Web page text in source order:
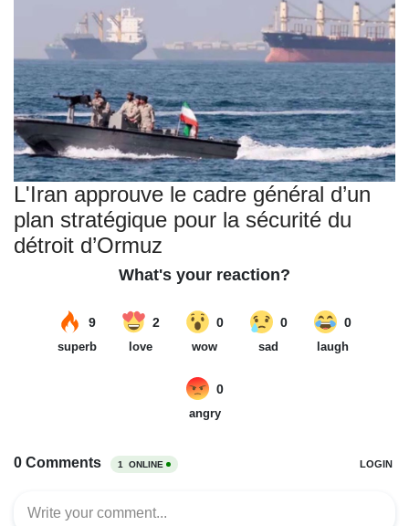
L'Iran approuve le cadre général d’un
plan stratégique pour la sécurité du
détroit d’Ormuz